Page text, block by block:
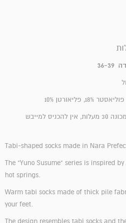
39
הוראות כביסה: כביסה עדינה במכונה 30 מעלות, אין להכניס למייבש
Tabi-shaped socks made in Nara
The "Yuno Susume" series is inspired
hot springs.
Warm tabi socks made of thick pile
your feet.
The design resembles tabi socks and